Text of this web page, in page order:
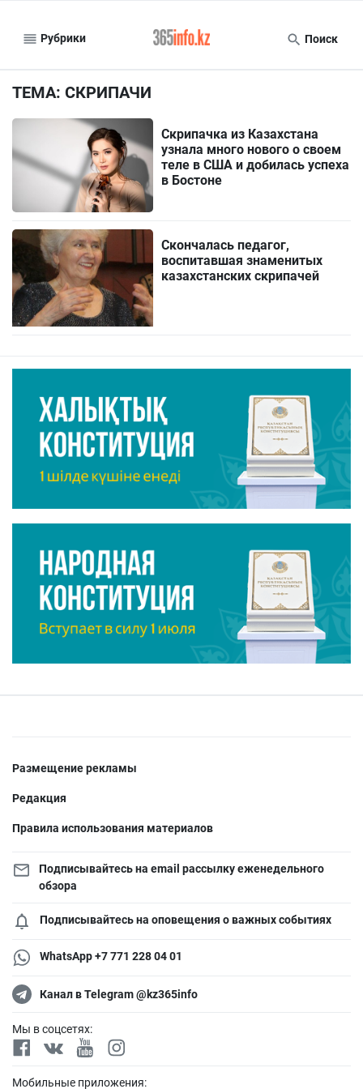
Рубрики Поиск
ТЕМА: СКРИПАЧИ
Скрипачка из Казахстана
узнала много нового о своем
теле в США и добилась успеха
в Бостоне
Скончалась педагог,
воспитавшая знаменитых
казахстанских скрипачей
Размещение рекламы
Редакция
Правила использования материалов
Подписывайтесь на email рассылку еженедельного
обзора
Подписывайтесь на оповещения о важных событиях
WhatsApp +7 771 228 04 01
Канал в Telegram @kz365info
Мы в соцсетях:
Мобильные приложения: